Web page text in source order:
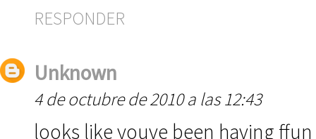
RESPONDER
Unknown
4 de octubre de 2010 a las 12:43
looks like youve been having ffun